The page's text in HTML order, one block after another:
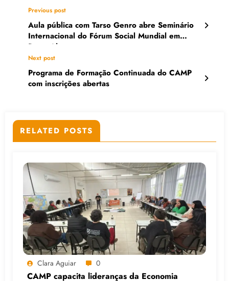
Previous post
Aula pública com Tarso Genro abre Seminário
Internacional do Fórum Social Mundial em
Porto Alegre
Next post
Programa de Formação Continuada do CAMP
com inscrições abertas
RELATED POSTS
Clara Aguiar 0
CAMP capacita lideranças da Economia